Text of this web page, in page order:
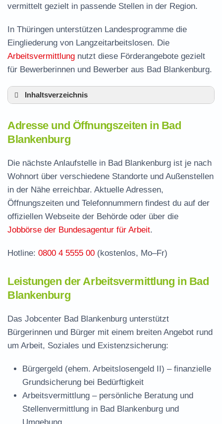
vermittelt gezielt in passende Stellen in der Region.
In Thüringen unterstützen Landesprogramme die
Eingliederung von Langzeitarbeitslosen. Die
Arbeitsvermittlung nutzt diese Förderangebote gezielt
für Bewerberinnen und Bewerber aus Bad Blankenburg.
Inhaltsverzeichnis
Blankenburg
Leistungen der Arbeitsvermittlung in Bad
Blankenburg
Termin vereinbaren und Bürgergeld beantragen
Jobcenter Saalfeld-Rudolstadt – zuständige
Stelle
Stellenangebote und Jobbörse in Bad
Häufige Fragen rund ums Jobcenter
Adresse und Öffnungszeiten in Bad
Blankenburg
Die nächste Anlaufstelle in Bad Blankenburg ist je nach
Wohnort über verschiedene Standorte und Außenstellen
in der Nähe erreichbar. Aktuelle Adressen,
Öffnungszeiten und Telefonnummern findest du auf der
offiziellen Webseite der Behörde oder über die
Jobbörse der Bundesagentur für Arbeit.
Hotline: 0800 4 5555 00 (kostenlos, Mo–Fr)
Leistungen der Arbeitsvermittlung in Bad
Blankenburg
Das Jobcenter Bad Blankenburg unterstützt
Bürgerinnen und Bürger mit einem breiten Angebot rund
um Arbeit, Soziales und Existenzsicherung:
Bürgergeld (ehem. Arbeitslosengeld II) – finanzielle
Grundsicherung bei Bedürftigkeit
Arbeitsvermittlung – persönliche Beratung und
Stellenvermittlung in Bad Blankenburg und